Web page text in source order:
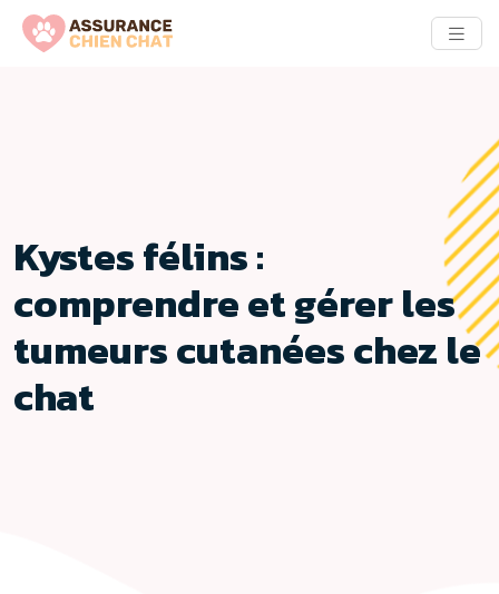
Kystes félins :
comprendre et gérer les
tumeurs cutanées chez le
chat